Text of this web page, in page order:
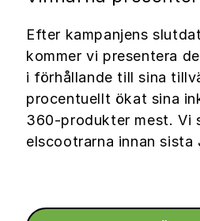
Efter kampanjens
kommer vi presentera
i förhållande till sina
procentuellt ökat sina
360-produkter mest. Vi
elscootrarna innan sista